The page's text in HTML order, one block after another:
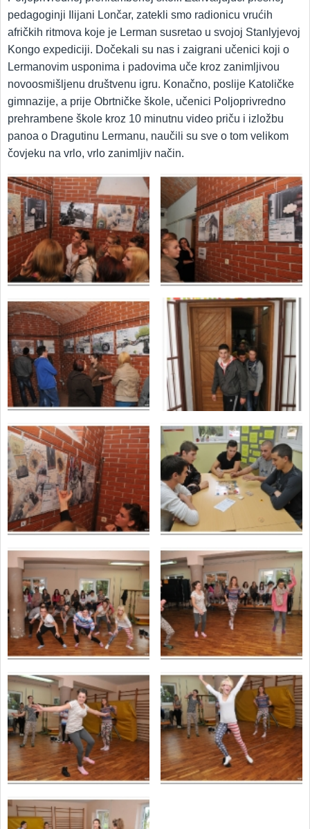
pedagoginji Ilijani Lončar, zatekli smo radionicu vrućih
afričkih ritmova koje je Lerman susretao u svojoj Stanlyjevoj
Kongo expediciji. Dočekali su nas i zaigrani učenici koji o
Lermanovim usponima i padovima uče kroz zanimljivou
novoosmišljenu društvenu igru. Konačno, poslije Katoličke
gimnazije, a prije Obrtničke škole, učenici Poljoprivredno
prehrambene škole kroz 10 minutnu video priču i izložbu
panoa o Dragutinu Lermanu, naučili su sve o tom velikom
čovjeku na vrlo, vrlo zanimljiv način.